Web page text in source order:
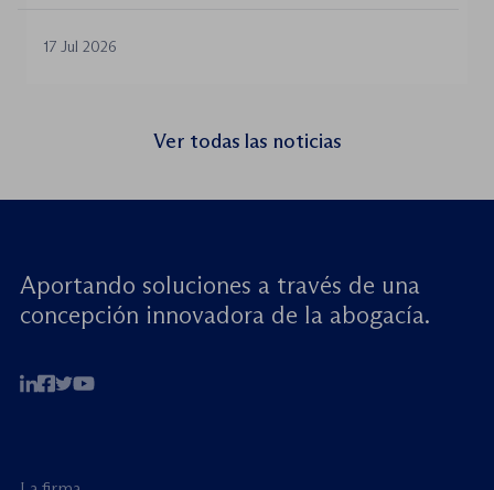
la World Jurist Association (WJA) y Just
seminario web internacional «Trata de
menores: reforzando la rendición de
17 Jul 2026
Ver todas las noticias
Aportando soluciones a través de una
concepción innovadora de la abogacía.